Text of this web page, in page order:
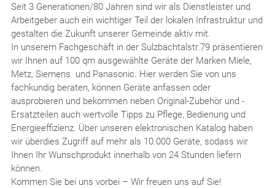
Seit 3 Generationen/80 Jahren sind wir als Dienstleister und
Arbeitgeber auch ein wichtiger Teil der lokalen Infrastruktur und
gestalten die Zukunft unserer Gemeinde aktiv mit.
In unserem Fachgeschäft in der Sulzbachtalstr.79 präsentieren
wir Ihnen auf 100 qm ausgewählte Geräte der Marken Miele,
Metz, Siemens und Panasonic. Hier werden Sie von uns
fachkundig beraten, können Geräte anfassen oder
ausprobieren und bekommen neben Original-Zubehör und -
Ersatzteilen auch wertvolle Tipps zu Pflege, Bedienung und
Energieeffizienz. Über unseren elektronischen Katalog haben
wir überdies Zugriff auf mehr als 10.000 Geräte, sodass wir
Ihnen Ihr Wunschprodukt innerhalb von 24 Stunden liefern
können.
Kommen Sie bei uns vorbei – Wir freuen uns auf Sie!